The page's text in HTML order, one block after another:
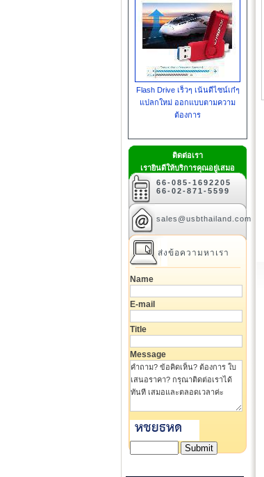
Flash Drive เร็วๆ เน้นดีไซน์เก๋ๆ
แปลกใหม่ ออกแบบตามความ
ต้องการ
ติดต่อเรา
เรายินดีให้บริการคุณอยู่เสมอ
66-085-1692205
66-02-871-5599
sales@usbthailand.com
ส่งข้อความหาเรา
Name
E-mail
Title
Message